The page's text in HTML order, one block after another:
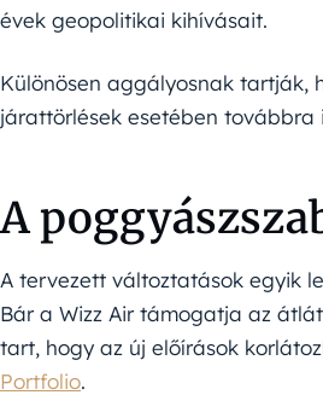
évek geopolitikai kihívásait.
Különösen aggályosnak tartják,
járattörlések esetében továbbra
A
A tervezett változtatások egyik
Bár a Wizz Air támogatja az
tart, hogy az új előírások
Portfolio.